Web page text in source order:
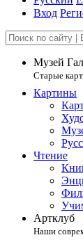
Вход
Музей
Старые
Картины
Чтение
Артклуб
Наши